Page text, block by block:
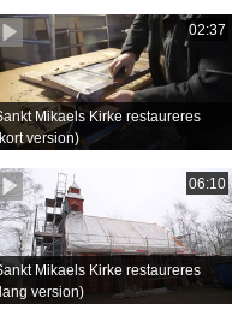
02:37
Mikaels Kirke restaureres
version)
06:10
Mikaels Kirke restaureres
version)